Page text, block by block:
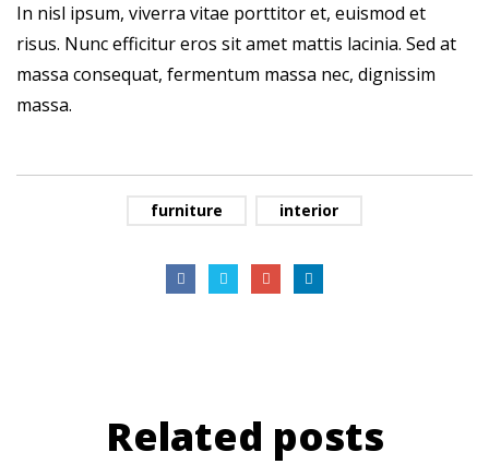
In nisl ipsum, viverra vitae porttitor et, euismod et
risus. Nunc efficitur eros sit amet mattis lacinia. Sed at
massa consequat, fermentum massa nec, dignissim
massa.
furniture interior
Related posts